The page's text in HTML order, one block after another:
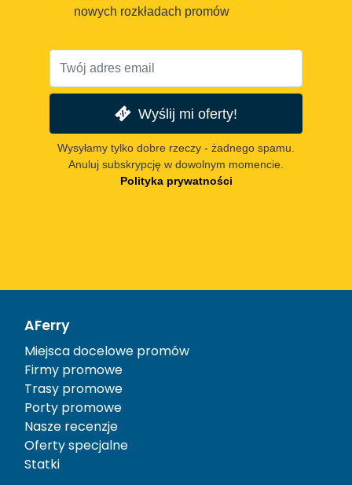
nowych rozkładach promów
Wyślij mi oferty!
Wysyłamy tylko dobre rzeczy - żadnego spamu.
Anuluj subskrypcję w dowolnym momencie.
Polityka prywatności
AFerry
Miejsca docelowe promów
Firmy promowe
Trasy promowe
Porty promowe
Nasze recenzje
Oferty specjalne
Statki